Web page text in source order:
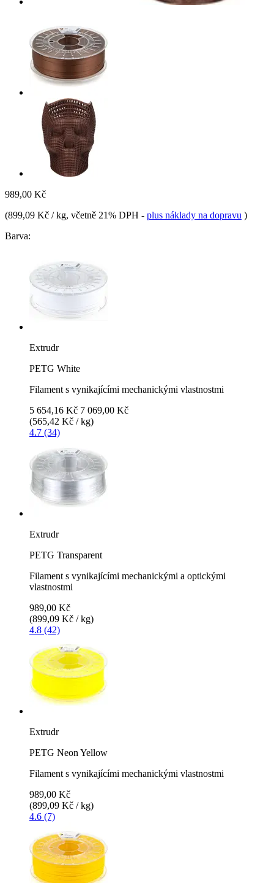
989,00 Kč
(899,09 Kč / kg, včetně 21% DPH - plus náklady na dopravu )
Barva:
Extrudr
PETG White
Filament s vynikajícími mechanickými vlastnostmi
5 654,16 Kč 7 069,00 Kč
(565,42 Kč / kg)
4.7 (34)
Extrudr
PETG Transparent
Filament s vynikajícími mechanickými a optickými
vlastnostmi
989,00 Kč
(899,09 Kč / kg)
4.8 (42)
Extrudr
PETG Neon Yellow
Filament s vynikajícími mechanickými vlastnostmi
989,00 Kč
(899,09 Kč / kg)
4.6 (7)